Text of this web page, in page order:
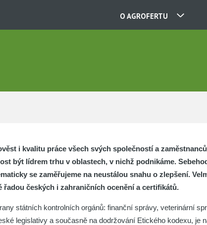
O AGROFERTU
KONTAKTY
KARIÉRA
i kvalitu práce všech svých společností a
být lídrem trhu v oblastech, v nichž podnikáme.
se zaměřujeme na neustálou snahu o zlepšení.
českých i zahraničních ocenění a certifikátů.
státních kontrolních orgánů: finanční správy, veterinární
legislativy a současně na dodržování Etického kodexu, je